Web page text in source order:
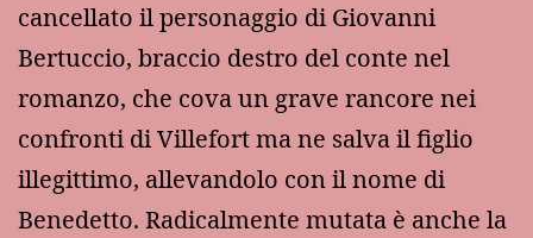
cancellato il personaggio di Giovanni
Bertuccio, braccio destro del conte nel
romanzo, che cova un grave rancore nei
confronti di Villefort ma ne salva il figlio
illegittimo, allevandolo con il nome di
Benedetto. Radicalmente mutata è anche la